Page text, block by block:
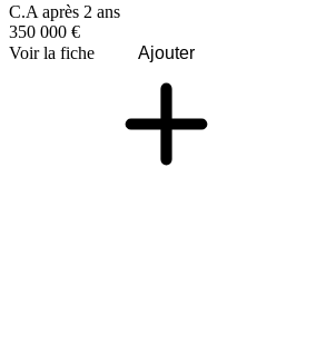
C.A après 2 ans
350 000 €
Voir la fiche
Ajouter